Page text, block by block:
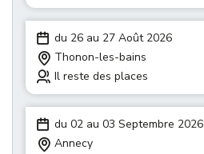
du 26 au 27 Août 2026
Thonon-les-bains
Il reste des places
du 02 au 03 Septembre 2026
Annecy